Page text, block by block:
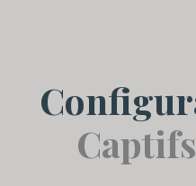
Captifs